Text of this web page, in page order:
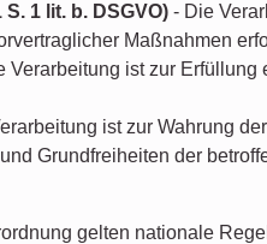
1 lit. b. DSGVO) - Die
Maßnahmen
Verarbeitung ist zur
ist zur Wahrung
Grundfreiheiten der
gelten nationale